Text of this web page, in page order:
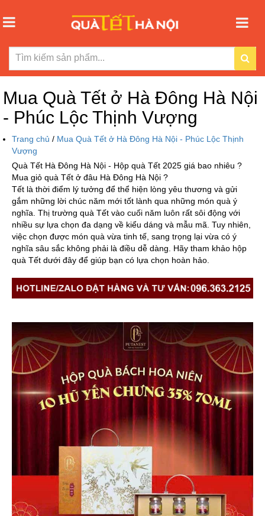
Mua Quà Tết ở Hà Đông Hà Nội
- Phúc Lộc Thịnh Vượng
Trang chủ / Mua Quà Tết ở Hà Đông Hà Nội - Phúc Lộc Thịnh
Vượng
Quà Tết Hà Đông Hà Nội - Hộp quà Tết 2025 giá bao nhiêu ?
Mua giỏ quà Tết ở đâu Hà Đông Hà Nội ?
Tết là thời điểm lý tưởng để thể hiện lòng yêu thương và gửi
gắm những lời chúc năm mới tốt lành qua những món quà ý
nghĩa. Thị trường quà Tết vào cuối năm luôn rất sôi động với
nhiều sự lựa chọn đa dạng về kiểu dáng và mẫu mã. Tuy nhiên,
việc chọn được món quà vừa tinh tế, sang trọng lại vừa có ý
nghĩa sâu sắc không phải là điều dễ dàng. Hãy tham khảo hộp
quà Tết dưới đây để giúp bạn có lựa chọn hoàn hảo.